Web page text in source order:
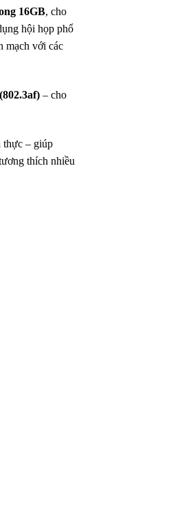
16GB, cho
hội họp phổ
mạch với các
– cho
thực – giúp
thích nhiều